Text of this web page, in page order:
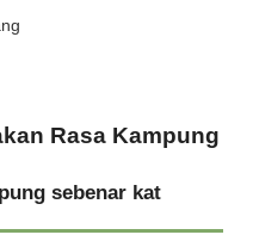
Rasa Kampung
sebenar kat